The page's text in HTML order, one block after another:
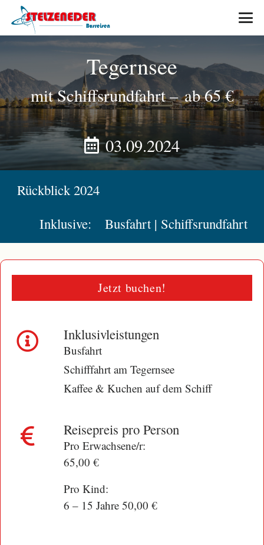
Tegernsee
mit Schiffsrundfahrt– ab 65 €
03.09.2024
Rückblick 2024
Inklusive:
Busfahrt | Schiffsrundfahrt
Jetzt buchen!
Inklusivleistungen
Busfahrt
Schifffahrt am Tegernsee
Kaffee & Kuchen auf dem Schiff
Reisepreis pro Person
Pro Erwachsene/r:
65,00 €
Pro Kind:
6 – 15 Jahre 50,00 €